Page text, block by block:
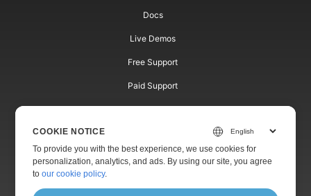
Docs
Live Demos
Free Support
Paid Support
Paid Consulting
Websites
COOKIE NOTICE
To provide you with the best experience, we use cookies for
personalization, analytics, and ads. By using our site, you agree
toour cookie policy.